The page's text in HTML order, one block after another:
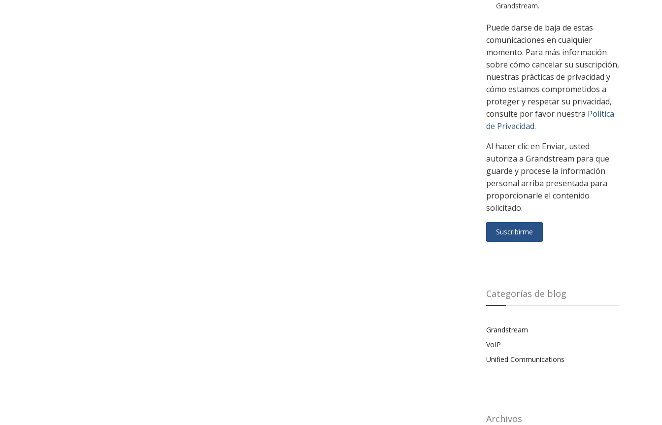
Grandstream.
Puede darse de baja de estas
comunicaciones en cualquier
momento. Para más información
sobre cómo cancelar su suscripción,
nuestras prácticas de privacidad y
cómo estamos comprometidos a
proteger y respetar su privacidad,
consulte por favor nuestra Política
de Privacidad.
Al hacer clic en Enviar, usted
autoriza a Grandstream para que
guarde y procese la información
personal arriba presentada para
proporcionarle el contenido
solicitado.
Categorías de blog
Grandstream
VoIP
Unified Communications
Archivos